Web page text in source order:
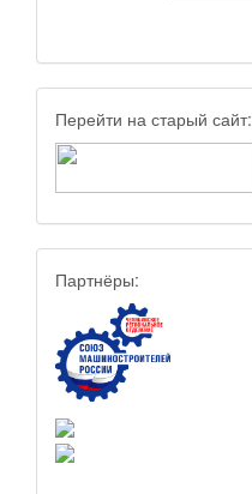
Перейти на старый сайт:
Партнёры: